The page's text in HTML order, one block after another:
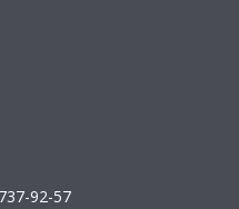
92-57